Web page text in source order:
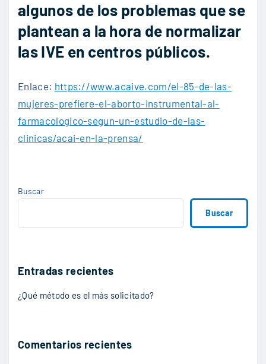
algunos de los problemas que se
plantean a la hora de normalizar
las IVE en centros públicos.
Enlace: https://www.acaive.com/el-85-de-las-
mujeres-prefiere-el-aborto-instrumental-al-
farmacologico-segun-un-estudio-de-las-
clinicas/acai-en-la-prensa/
Buscar
Buscar
Entradas recientes
¿Qué método es el más solicitado?
Comentarios recientes